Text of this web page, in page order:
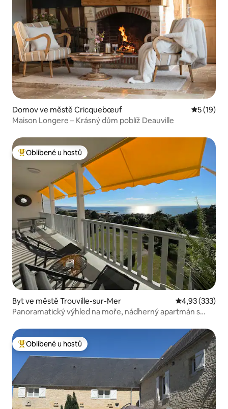
Domov ve městě Cricquebœuf Průměrné
5 (19)
Maison Longere – Krásný dům poblíž Deauville
Nejlepší v kategorii Oblíbené u hostů
Oblíbené u hostů
Byt ve městě Trouville-sur-Mer Průměrné
4,93 (333)
Panoramatický výhled na moře, nádherný apartmán s
Nejlepší v kategorii Oblíbené u hostů
Oblíbené u hostů